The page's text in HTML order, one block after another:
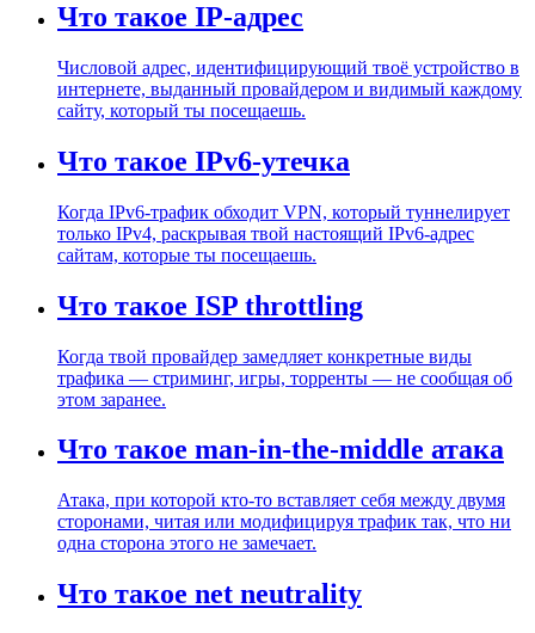
Что такое IP-адрес
Числовой адрес, идентифицирующий твоё устройство в
интернете, выданный провайдером и видимый каждому
сайту, который ты посещаешь.
Что такое IPv6-утечка
Когда IPv6-трафик обходит VPN, который туннелирует
только IPv4, раскрывая твой настоящий IPv6-адрес
сайтам, которые ты посещаешь.
Что такое ISP throttling
Когда твой провайдер замедляет конкретные виды
трафика — стриминг, игры, торренты — не сообщая об
этом заранее.
Что такое man-in-the-middle атака
Атака, при которой кто-то вставляет себя между двумя
сторонами, читая или модифицируя трафик так, что ни
одна сторона этого не замечает.
Что такое net neutrality